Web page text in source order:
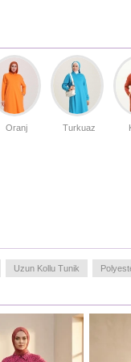
: 175, KILO
Oranj Turkuaz
Uzun Kollu Tunik